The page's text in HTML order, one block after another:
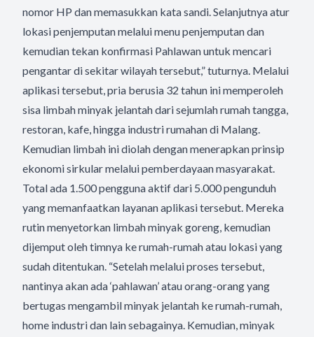
nomor HP dan memasukkan kata sandi. Selanjutnya atur
lokasi penjemputan melalui menu penjemputan dan
kemudian tekan konfirmasi Pahlawan untuk mencari
pengantar di sekitar wilayah tersebut,” tuturnya. Melalui
aplikasi tersebut, pria berusia 32 tahun ini memperoleh
sisa limbah minyak jelantah dari sejumlah rumah tangga,
restoran, kafe, hingga industri rumahan di Malang.
Kemudian limbah ini diolah dengan menerapkan prinsip
ekonomi sirkular melalui pemberdayaan masyarakat.
Total ada 1.500 pengguna aktif dari 5.000 pengunduh
yang memanfaatkan layanan aplikasi tersebut. Mereka
rutin menyetorkan limbah minyak goreng, kemudian
dijemput oleh timnya ke rumah-rumah atau lokasi yang
sudah ditentukan. “Setelah melalui proses tersebut,
nantinya akan ada ‘pahlawan’ atau orang-orang yang
bertugas mengambil minyak jelantah ke rumah-rumah,
home industri dan lain sebagainya. Kemudian, minyak